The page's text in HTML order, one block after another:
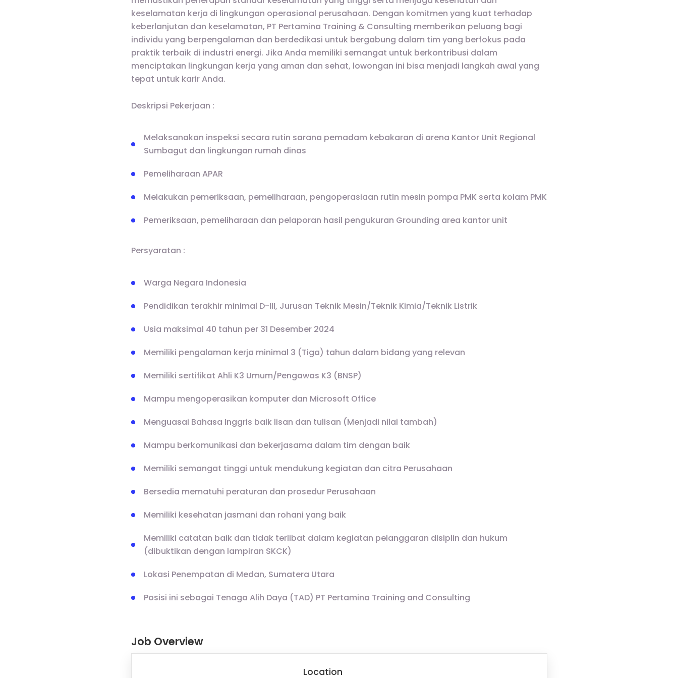
keselamatan kerja di lingkungan operasional perusahaan. Dengan komitmen yang kuat terhadap
keberlanjutan dan keselamatan, PT Pertamina Training & Consulting memberikan peluang bagi
individu yang berpengalaman dan berdedikasi untuk bergabung dalam tim yang berfokus pada
praktik terbaik di industri energi. Jika Anda memiliki semangat untuk berkontribusi dalam
menciptakan lingkungan kerja yang aman dan sehat, lowongan ini bisa menjadi langkah awal yang
tepat untuk karir Anda.
Deskripsi Pekerjaan :
Melaksanakan inspeksi secara rutin sarana pemadam kebakaran di arena Kantor Unit Regional
Sumbagut dan lingkungan rumah dinas
Pemeliharaan APAR
Melakukan pemeriksaan, pemeliharaan, pengoperasiaan rutin mesin pompa PMK serta kolam PMK
Pemeriksaan, pemeliharaan dan pelaporan hasil pengukuran Grounding area kantor unit
Persyaratan :
Warga Negara Indonesia
Pendidikan terakhir minimal D-III, Jurusan Teknik Mesin/Teknik Kimia/Teknik Listrik
Usia maksimal 40 tahun per 31 Desember 2024
Memiliki pengalaman kerja minimal 3 (Tiga) tahun dalam bidang yang relevan
Memiliki sertifikat Ahli K3 Umum/Pengawas K3 (BNSP)
Mampu mengoperasikan komputer dan Microsoft Office
Menguasai Bahasa Inggris baik lisan dan tulisan (Menjadi nilai tambah)
Mampu berkomunikasi dan bekerjasama dalam tim dengan baik
Memiliki semangat tinggi untuk mendukung kegiatan dan citra Perusahaan
Bersedia mematuhi peraturan dan prosedur Perusahaan
Memiliki kesehatan jasmani dan rohani yang baik
Memiliki catatan baik dan tidak terlibat dalam kegiatan pelanggaran disiplin dan hukum
(dibuktikan dengan lampiran SKCK)
Lokasi Penempatan di Medan, Sumatera Utara
Posisi ini sebagai Tenaga Alih Daya (TAD) PT Pertamina Training and Consulting
Job Overview
Location